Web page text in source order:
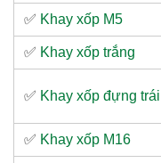
✅ Khay xốp M5
✅ Khay xốp trắng
✅ Khay xốp đựng
✅ Khay xốp M16